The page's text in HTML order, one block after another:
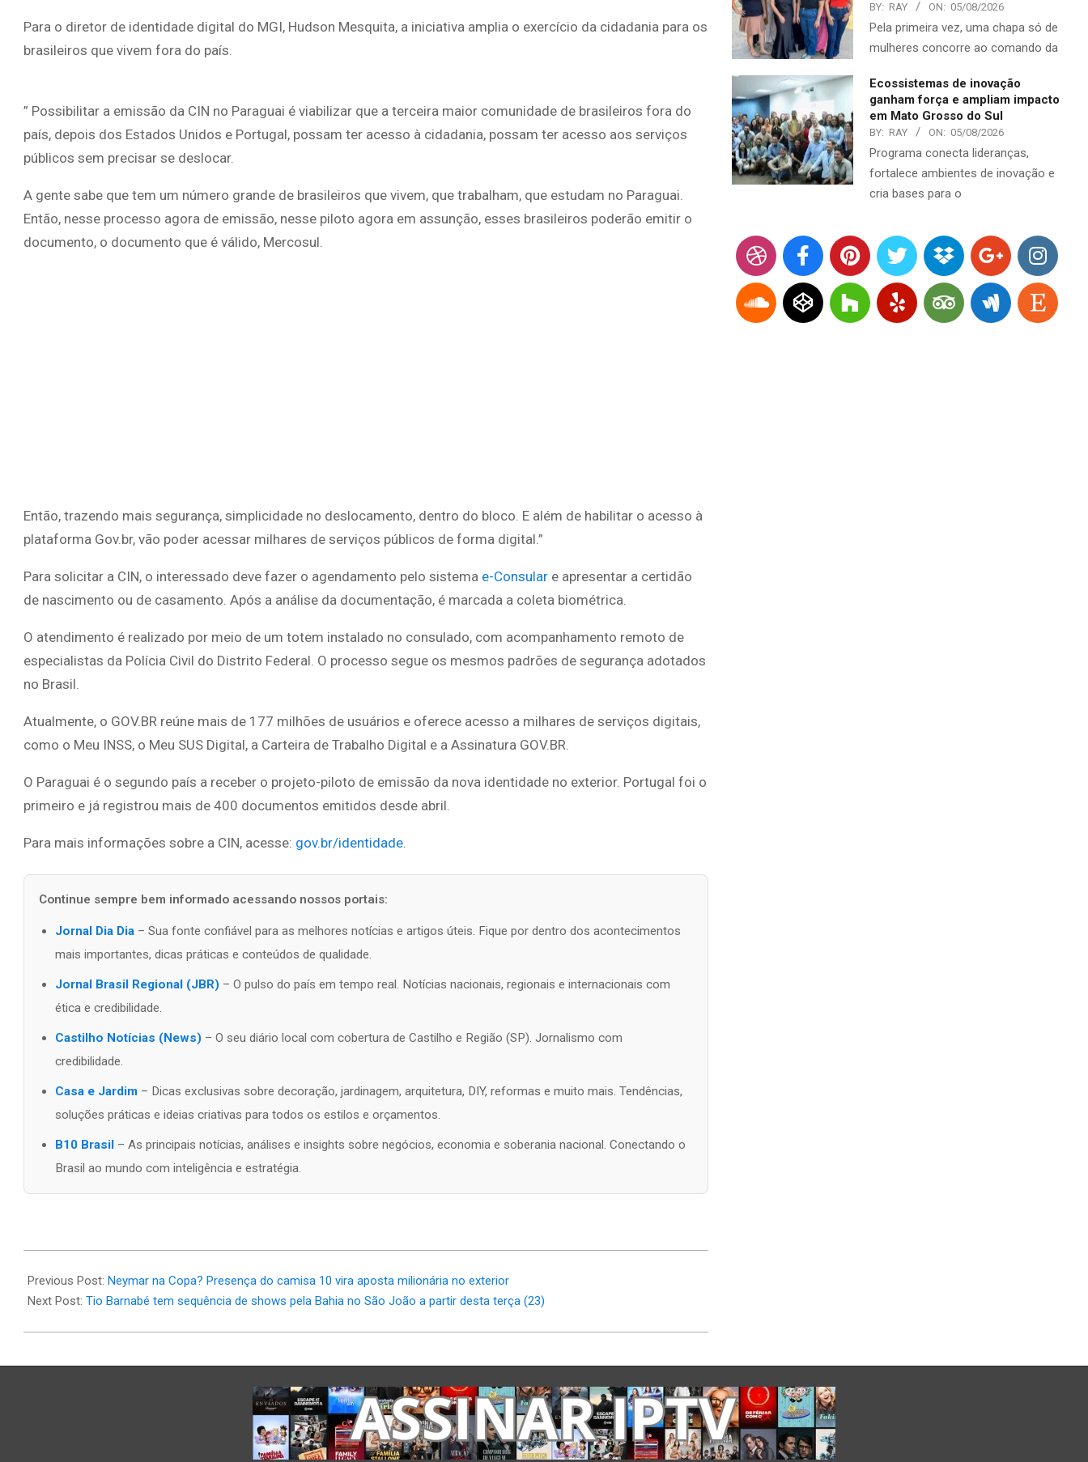
Para o diretor de identidade digital do MGI, Hudson Mesquita, a iniciativa amplia o exercício da cidadania para os
brasileiros que vivem fora do país.
” Possibilitar a emissão da CIN no Paraguai é viabilizar que a terceira maior comunidade de brasileiros fora do
país, depois dos Estados Unidos e Portugal, possam ter acesso à cidadania, possam ter acesso aos serviços
públicos sem precisar se deslocar.
A gente sabe que tem um número grande de brasileiros que vivem, que trabalham, que estudam no Paraguai.
Então, nesse processo agora de emissão, nesse piloto agora em assunção, esses brasileiros poderão emitir o
documento, o documento que é válido, Mercosul.
Então, trazendo mais segurança, simplicidade no deslocamento, dentro do bloco. E além de habilitar o acesso à
plataforma Gov.br, vão poder acessar milhares de serviços públicos de forma digital.”
Para solicitar a CIN, o interessado deve fazer o agendamento pelo sistema e-Consular e apresentar a certidão
de nascimento ou de casamento. Após a análise da documentação, é marcada a coleta biométrica.
O atendimento é realizado por meio de um totem instalado no consulado, com acompanhamento remoto de
especialistas da Polícia Civil do Distrito Federal. O processo segue os mesmos padrões de segurança adotados
no Brasil.
Atualmente, o GOV.BR reúne mais de 177 milhões de usuários e oferece acesso a milhares de serviços digitais,
como o Meu INSS, o Meu SUS Digital, a Carteira de Trabalho Digital e a Assinatura GOV.BR.
O Paraguai é o segundo país a receber o projeto-piloto de emissão da nova identidade no exterior. Portugal foi o
primeiro e já registrou mais de 400 documentos emitidos desde abril.
Para mais informações sobre a CIN, acesse: gov.br/identidade
Continue sempre bem informado acessando nossos portais:
Jornal Dia Dia – Sua fonte confiável para as melhores notícias e artigos úteis. Fique por dentro dos acontecimentos
mais importantes, dicas práticas e conteúdos de qualidade.
Jornal Brasil Regional (JBR) – O pulso do país em tempo real. Notícias nacionais, regionais e internacionais com
ética e credibilidade.
Castilho Notícias (News) – O seu diário local com cobertura de Castilho e Região (SP). Jornalismo com
credibilidade.
Casa e Jardim – Dicas exclusivas sobre decoração, jardinagem, arquitetura, DIY, reformas e muito mais. Tendências,
soluções práticas e ideias criativas para todos os estilos e orçamentos.
B10 Brasil – As principais notícias, análises e insights sobre negócios, economia e soberania nacional. Conectando o
Brasil ao mundo com inteligência e estratégia.
06-
23
Previous Post: Neymar na Copa? Presença do camisa 10 vira aposta milionária no exterior
Next Post: Tio Barnabé tem sequência de shows pela Bahia no São João a partir desta terça (23)
BY: RAY ON: 05/08/2026
Pela primeira vez, uma chapa só de
mulheres concorre ao comando da
Ecossistemas de inovação
ganham força e ampliam impacto
em Mato Grosso do Sul
BY: RAY ON: 05/08/2026
Programa conecta lideranças,
fortalece ambientes de inovação e
cria bases para o